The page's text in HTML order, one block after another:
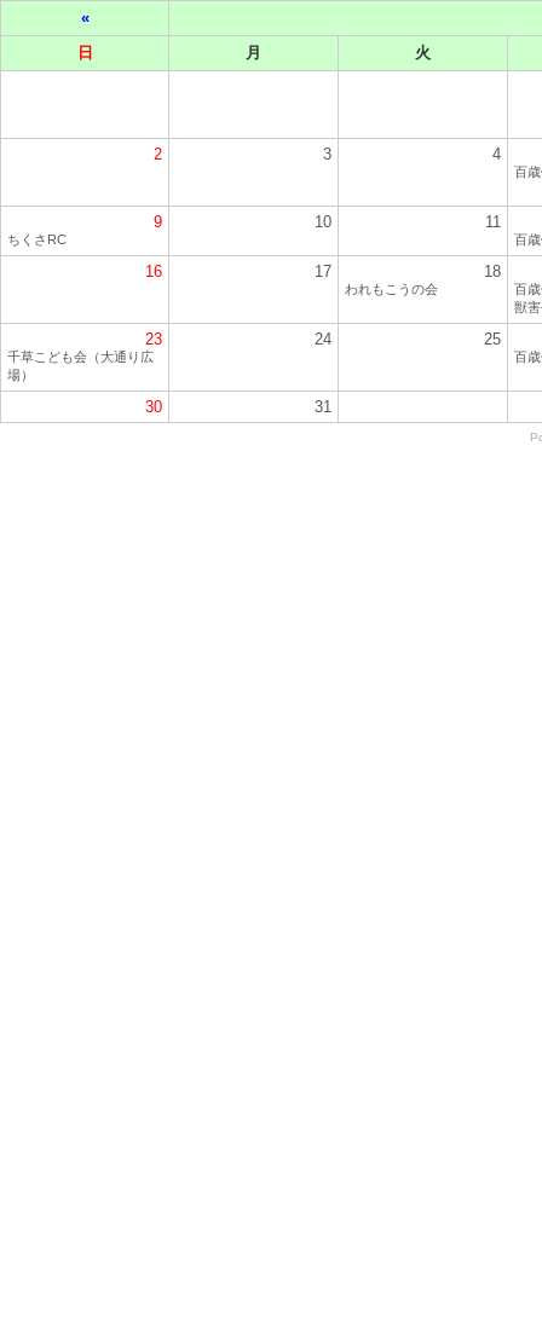
«
日
月 火
2 3 4
百
9
ちくさRC
10 11
百
16 17 18
われもこうの会
百
獣
23
千草こども会（大通り広
場）
24 25
百
30 31